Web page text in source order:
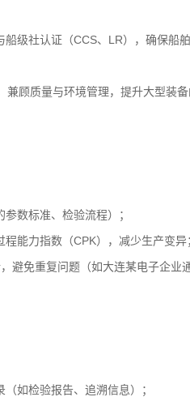
级社认证（CCS、LR），确保船
顾质量与环境管理，提升大型装
参数标准、检验流程）；
能力指数（CPK），减少生产变异
避免重复问题（如大连某电子企业
（如检验报告、追溯信息）；